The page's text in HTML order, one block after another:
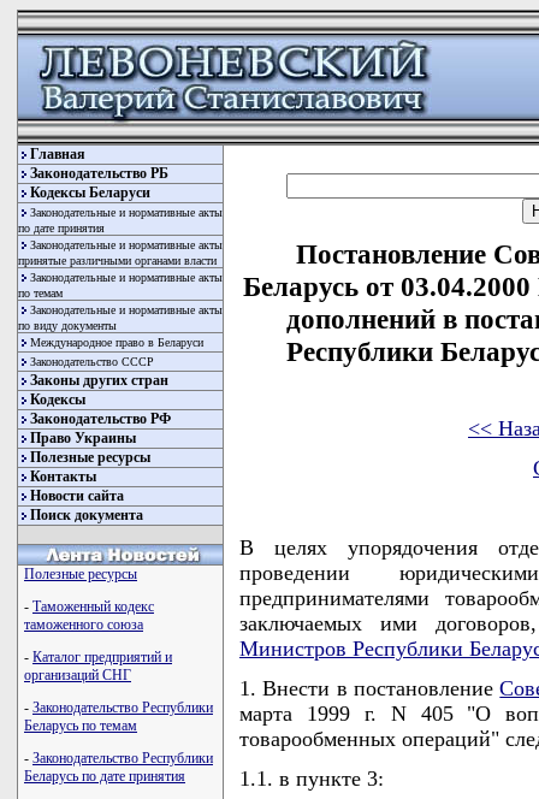
Главная
Законодательство РБ
Кодексы Беларуси
Законодательные и нормативные акты
по дате принятия
Законодательные и нормативные акты
принятые различными органами власти
Законодательные и нормативные акты
по темам
Законодательные и нормативные акты
по виду документы
Международное право в Беларуси
Законодательство СССР
Законы других стран
Кодексы
Законодательство РФ
Право Украины
Полезные ресурсы
Контакты
Новости сайта
Поиск документа
Полезные ресурсы
- Таможенный кодекс
таможенного союза
- Каталог предприятий и
организаций СНГ
- Законодательство Республики
Беларусь по темам
- Законодательство Республики
Беларусь по дате принятия
Постановление
Беларусь от
дополнений в
Республики
<<
В целях упорядочения
проведении
предпринимателями
заключаемых ими
Министров Республики
1. Внести в постановление
марта 1999 г. N 405 "О
товарообменных операций"
1.1. в пункте 3: